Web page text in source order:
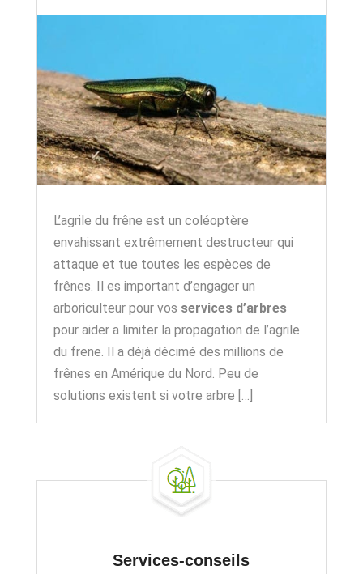
L’agrile du frêne est un coléoptère
envahissant extrêmement destructeur qui
attaque et tue toutes les espèces de
frênes. Il es important d’engager un
arboriculteur pour vos services d’arbres
pour aider a limiter la propagation de l’agrile
du frene. Il a déjà décimé des millions de
frênes en Amérique du Nord. Peu de
solutions existent si votre arbre […]
Services-conseils